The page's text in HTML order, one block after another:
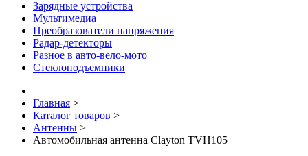
Зарядные устройства
Мультимедиа
Преобразователи напряжения
Радар-детекторы
Разное в авто-вело-мото
Стеклоподъемники
Главная >
Каталог товаров >
Антенны >
Автомобильная антенна Clayton TVH105